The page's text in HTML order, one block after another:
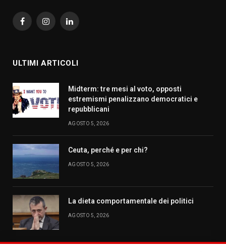
FacebookInstagramLinkedIn
ULTIMI ARTICOLI
Midterm: tre mesi al voto, opposti
estremismi penalizzano democratici e
repubblicani
AGOSTO 5, 2026
Ceuta, perché e per chi?
AGOSTO 5, 2026
La dieta comportamentale dei politici
AGOSTO 5, 2026